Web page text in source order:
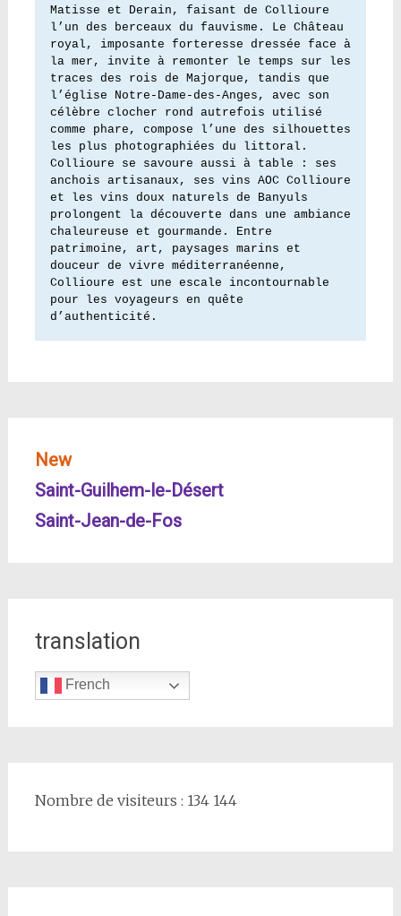
Matisse et Derain, faisant de Collioure
l’un des berceaux du fauvisme. Le Château
royal, imposante forteresse dressée face à
la mer, invite à remonter le temps sur les
traces des rois de Majorque, tandis que
l’église Notre-Dame-des-Anges, avec son
célèbre clocher rond autrefois utilisé
comme phare, compose l’une des silhouettes
les plus photographiées du littoral.
Collioure se savoure aussi à table : ses
anchois artisanaux, ses vins AOC Collioure
et les vins doux naturels de Banyuls
prolongent la découverte dans une ambiance
chaleureuse et gourmande. Entre
patrimoine, art, paysages marins et
douceur de vivre méditerranéenne,
Collioure est une escale incontournable
pour les voyageurs en quête
d’authenticité.
New
Saint-Guilhem-le-Désert
Saint-Jean-de-Fos
translation
French
Nombre de visiteurs : 134 144